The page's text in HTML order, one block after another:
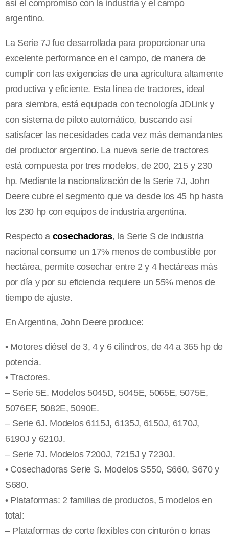
así el compromiso con la industria y el campo
argentino.
La Serie 7J fue desarrollada para proporcionar una
excelente performance en el campo, de manera de
cumplir con las exigencias de una agricultura altamente
productiva y eficiente. Esta línea de tractores, ideal
para siembra, está equipada con tecnología JDLink y
con sistema de piloto automático, buscando así
satisfacer las necesidades cada vez más demandantes
del productor argentino. La nueva serie de tractores
está compuesta por tres modelos, de 200, 215 y 230
hp. Mediante la nacionalización de la Serie 7J, John
Deere cubre el segmento que va desde los 45 hp hasta
los 230 hp con equipos de industria argentina.
Respecto a cosechadoras, la Serie S de industria
nacional consume un 17% menos de combustible por
hectárea, permite cosechar entre 2 y 4 hectáreas más
por día y por su eficiencia requiere un 55% menos de
tiempo de ajuste.
En Argentina, John Deere produce:
• Motores diésel de 3, 4 y 6 cilindros, de 44 a 365 hp de
potencia.
• Tractores.
– Serie 5E. Modelos 5045D, 5045E, 5065E, 5075E,
5076EF, 5082E, 5090E.
– Serie 6J. Modelos 6115J, 6135J, 6150J, 6170J,
6190J y 6210J.
– Serie 7J. Modelos 7200J, 7215J y 7230J.
• Cosechadoras Serie S. Modelos S550, S660, S670 y
S680.
• Plataformas: 2 familias de productos, 5 modelos en
total:
– Plataformas de corte flexibles con cinturón o lonas